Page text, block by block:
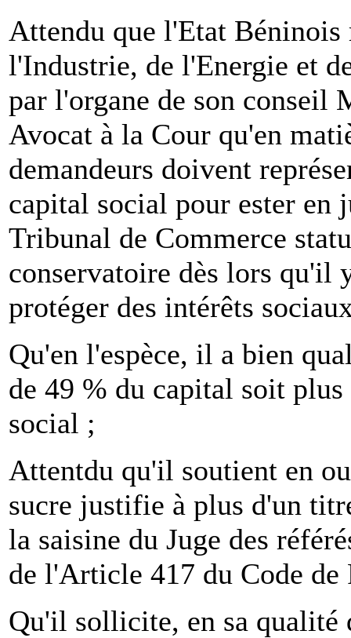
Attendu que l'Etat Béninois
l'Industrie, de l'Energie et
par l'organe de son
Avocat à la Cour qu'en
demandeurs doivent
capital social pour ester en
Tribunal de Commerce
conservatoire dès lors qu'il
protéger des intérêts
Qu'en l'espèce, il a bien
de 49 % du capital soit
social ;
Attentdu qu'il soutient en
sucre justifie à plus d'un
la saisine du Juge des
de l'Article 417 du Code
Qu'il sollicite, en sa qualité